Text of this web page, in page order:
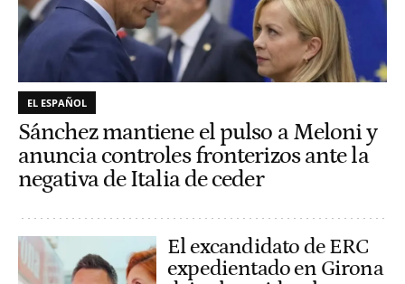
EL ESPAÑOL
Sánchez mantiene el pulso a Meloni y
anuncia controles fronterizos ante la
negativa de Italia de ceder
El excandidato de ERC
expedientado en Girona